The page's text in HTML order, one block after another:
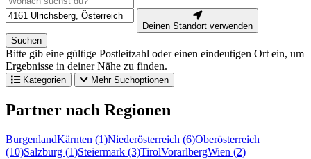
Deinen Standort verwenden
Suchen
Bitte gib eine gültige Postleitzahl oder einen eindeutigen Ort ein, um
Ergebnisse in deiner Nähe zu finden.
Kategorien Mehr Suchoptionen
Partner nach Regionen
BurgenlandKärnten (1)Niederösterreich (6)Oberösterreich
(10)Salzburg (1)Steiermark (3)TirolVorarlbergWien (2)